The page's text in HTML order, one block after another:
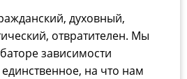
духовный,
отвратителен. Мы
зависимости
на что нам